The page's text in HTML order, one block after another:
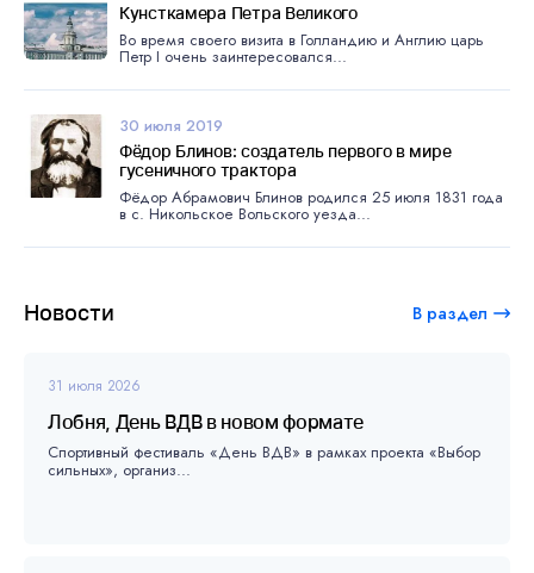
Новости В раздел
31 июля 2026
Лобня, День ВДВ в новом формате
Спортивный фестиваль «День ВДВ» в рамках проекта «Выбор
сильных», организ...
Кунсткамера Петра Великого
Во время своего визита в Голландию и Англию царь
Петр I очень заинтересовался...
30 июля 2019
Фёдор Блинов: создатель первого в мире
гусеничного трактора
Фёдор Абрамович Блинов родился 25 июля 1831 года
в с. Никольское Вольского уезда...